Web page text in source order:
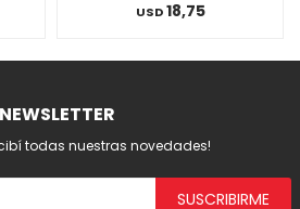
USD18,75
NEWSLETTER
todas nuestras novedades!
SUSCRIBIRME